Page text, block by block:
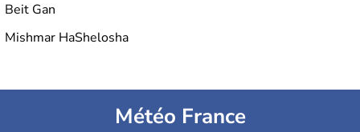
Beit Gan
Mishmar HaShelosha
Météo France